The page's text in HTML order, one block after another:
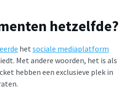
hetzelfde?
het sociale mediaplatform
Met andere woorden, het is als
hebben een exclusieve plek in